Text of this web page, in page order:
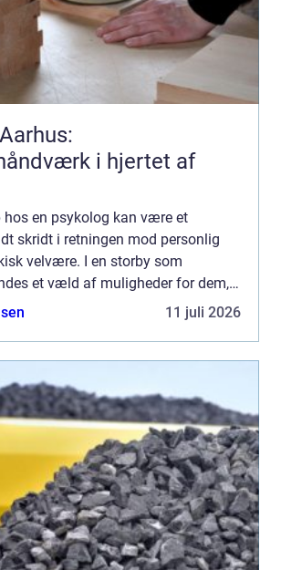
i hjertet af
en psykolog kan være et
skridt i retningen mod personlig
velvære. I en storby som
et væld af muligheder for dem,
11 juli 2026